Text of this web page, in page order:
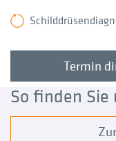
Termin
So finden Sie